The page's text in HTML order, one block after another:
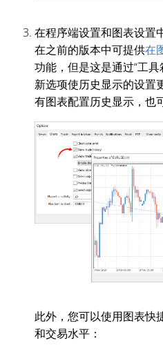
在程序端设置和图表设置
在之前的版本中可提供在
功能，但是这是通过“工具
新选项使历史显示的设置
有图表配置历史显示，也
此外，您可以使用图表快
和交易水平：